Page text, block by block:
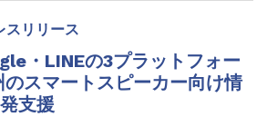
スリリース
・LINEの3プラットフォー
スマートスピーカー向け情
支援